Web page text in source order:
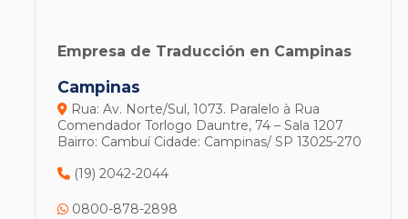
Empresa de Traducción en Campinas
Campinas
Rua: Av. Norte/Sul, 1073. Paralelo à Rua
Comendador Torlogo Dauntre, 74 – Sala 1207
Bairro: Cambuí Cidade: Campinas/ SP 13025-270
(19) 2042-2044
0800-878-2898